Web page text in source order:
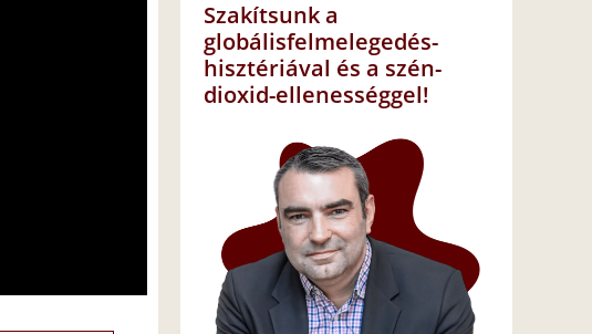
Szakítsunk a
globálisfelmelegedés-
hisztériával és a szén-
dioxid-ellenességgel!